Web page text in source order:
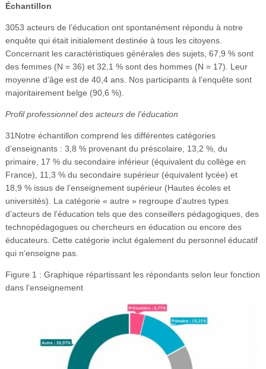
Échantillon
3053 acteurs de l’éducation ont spontanément répondu à notre
enquête qui était initialement destinée à tous les citoyens.
Concernant les caractéristiques générales des sujets, 67,9 % sont
des femmes (N = 36) et 32,1 % sont des hommes (N = 17). Leur
moyenne d’âge est de 40,4 ans. Nos participants à l’enquête sont
majoritairement belge (90,6 %).
Profil professionnel des acteurs de l’éducation
31Notre échantillon comprend les différentes catégories
d’enseignants : 3,8 % provenant du préscolaire, 13,2 %, du
primaire, 17 % du secondaire inférieur (équivalent du collège en
France), 11,3 % du secondaire supérieur (équivalent lycée) et
18,9 % issus de l’enseignement supérieur (Hautes écoles et
universités). La catégorie « autre » regroupe d’autres types
d’acteurs de l’éducation tels que des conseillers pédagogiques, des
technopédagogues ou chercheurs en éducation ou encore des
éducateurs. Cette catégorie inclut également du personnel éducatif
qui n’enseigne pas.
Figure 1 : Graphique répartissant les répondants selon leur fonction
dans l’enseignement